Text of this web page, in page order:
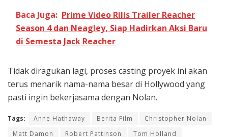
Baca Juga: Prime Video Rilis Trailer Reacher
Season 4 dan Neagley, Siap Hadirkan Aksi Baru
di Semesta Jack Reacher
Tidak diragukan lagi, proses casting proyek ini akan
terus menarik nama-nama besar di Hollywood yang
pasti ingin bekerjasama dengan Nolan.
Tags: Anne Hathaway Berita Film
Christopher Nolan
Matt Damon
Robert Pattinson
Tom Holland